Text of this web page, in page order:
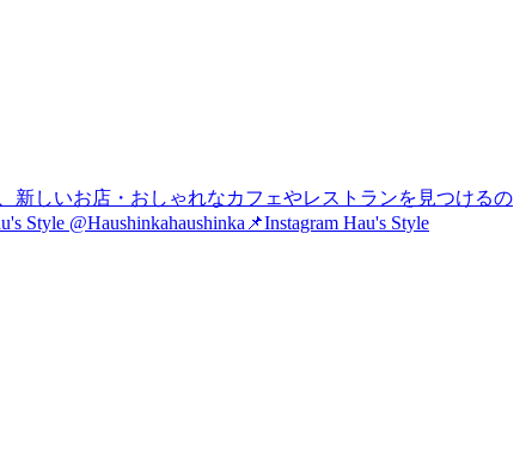
新しいお店・おしゃれなカフェやレストランを見つけるの
@Haushinkahaushinka📌Instagram Hau's Style